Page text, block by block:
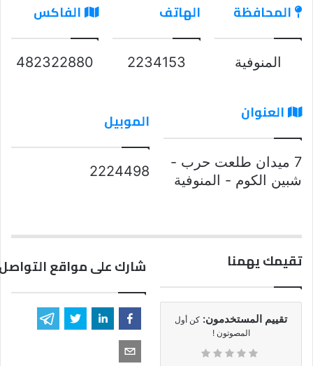
المحافظة
المنوفية
الهاتف
2234153
الفاكس
482322880
العنوان
7 ميدان طلعت حرب -
شبين الكوم - المنوفية
الموبيل
2224498
تقيمك يهمنا
تقييم المستخدمون: كن أول
المصوتون !
شارك على مواقع